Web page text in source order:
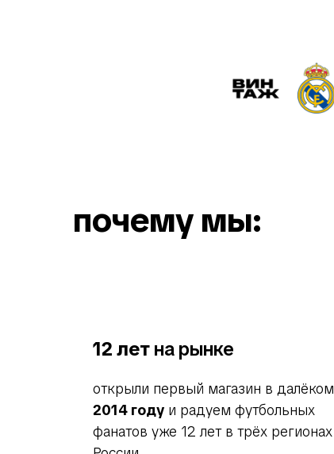
почему мы:
12 летна рынке
открыли первый магазин в далёком
2014 году и радуем футбольных
фанатов уже 12 лет в трёх регионах